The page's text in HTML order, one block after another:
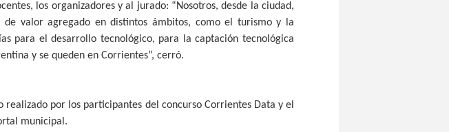
los organizadores y al jurado: “Nosotros, desde la ciudad,
valor agregado en distintos ámbitos, como el turismo y la
para el desarrollo tecnológico, para la captación tecnológica
y se queden en Corrientes”, cerró.
por los participantes del concurso Corrientes Data y el
municipal.